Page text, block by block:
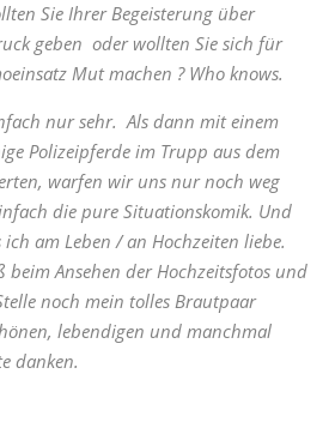
Sie Ihrer Begeisterung über
geben oder wollten Sie sich für
Mut machen ? Who knows.
nur sehr. Als dann mit einem
Polizeipferde im Trupp aus dem
warfen wir uns nur noch weg
die pure Situationskomik. Und
am Leben / an Hochzeiten liebe.
beim Ansehen der Hochzeitsfotos und
noch mein tolles Brautpaar
lebendigen und manchmal
danken.